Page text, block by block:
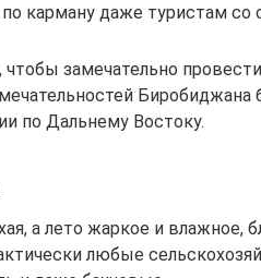
по карману даже туристам
чтобы замечательно
Биробиджана
по Дальнему Востоку.
а лето жаркое и влажное,
любые